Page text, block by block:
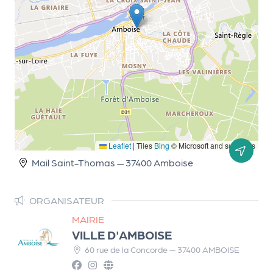
Leaflet | Tiles Bing © Microsoft and suppliers
Mail Saint-Thomas — 37400 Amboise
ORGANISATEUR
MAIRIE
VILLE D'AMBOISE
60 rue de la Concorde — 37400 AMBOISE
m
n
t
A
n
a
ir
e
o
r